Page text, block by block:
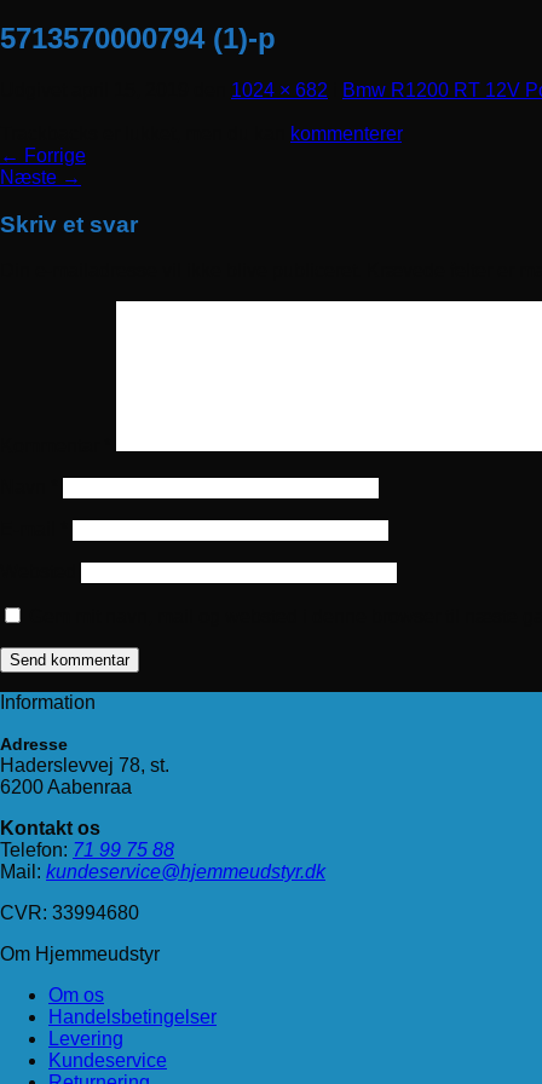
5713570000794 (1)-p
1024 × 682 Bmw R1200 RT 12V
kommenterer.
← Forrige
Næste →
Skriv et svar
Information
Adresse
Haderslevvej 78, st.
6200 Aabenraa
Kontakt os
Telefon: 71 99 75 88
Mail: kundeservice@hjemmeudstyr.dk
CVR: 33994680
Om Hjemmeudstyr
Om os
Handelsbetingelser
Levering
Kundeservice